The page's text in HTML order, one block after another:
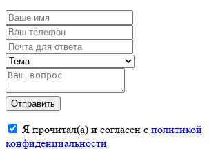
Отправить
Я прочитал(а) и согласен с политикой
конфиденциальности